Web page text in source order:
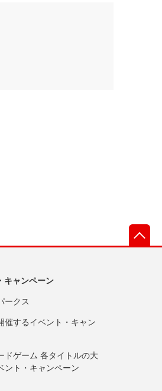
キャンペーン
ークス
催するイベント・キャン
ドゲーム 各タイトルの大
ント・キャンペーン